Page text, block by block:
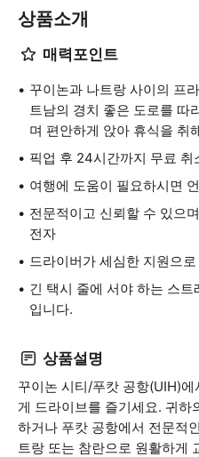
상품소개
매력포인트
꾸이논과 나트랑 사이의 프
트남의 경치 좋은 도로를 따
며 편안하게 앉아 휴식을 취
픽업 후 24시간까지 무료
여행에 도움이 필요하시면
전문적이고 신뢰할 수 있으
전자
드라이버가 세심한 지원으
긴 택시 줄에 서야 하는 스
입니다.
상품설명
꾸이논 시티/푸캇 공항(UIH)
게 드라이브를 즐기세요. 귀하
하거나 푸캇 공항에서 전문적
트랑 또는 참란으로 원활하게